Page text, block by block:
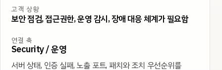
고객 상황
보안 점검, 접근권한, 운영 감시, 장애 대응 체계가 필요함
연결 축
Security / 운영
서버 상태, 인증 실패, 노출 포트, 패치와 조치 우선순위를